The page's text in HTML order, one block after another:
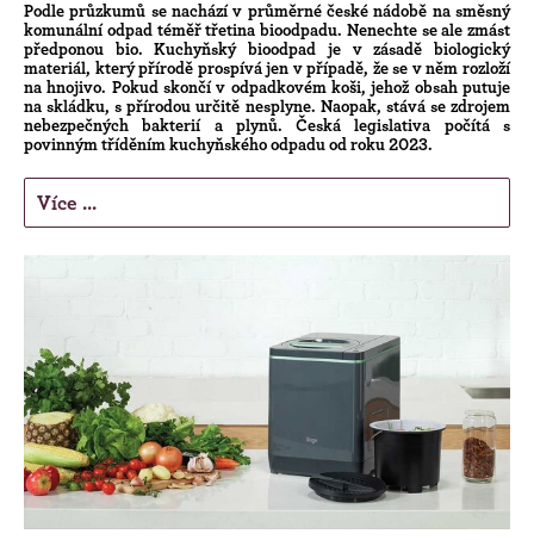
Podle průzkumů se nachází v průměrné české nádobě na směsný
komunální odpad téměř třetina bioodpadu. Nenechte se ale zmást
předponou bio. Kuchyňský bioodpad je v zásadě biologický
materiál, který přírodě prospívá jen v případě, že se v něm rozloží
na hnojivo. Pokud skončí v odpadkovém koši, jehož obsah putuje
na skládku, s přírodou určitě nesplyne. Naopak, stává se zdrojem
nebezpečných bakterií a plynů. Česká legislativa počítá s
povinným tříděním kuchyňského odpadu od roku 2023.
Více ...